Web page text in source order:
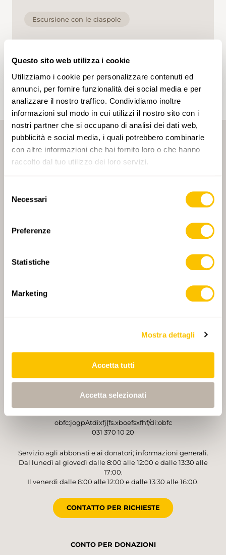
Questo sito web utilizza i cookie
Utilizziamo i cookie per personalizzare contenuti ed
annunci, per fornire funzionalità dei social media e per
analizzare il nostro traffico. Condividiamo inoltre
informazioni sul modo in cui utilizzi il nostro sito con i
nostri partner che si occupano di analisi dei dati web,
pubblicità e social media, i quali potrebbero combinarle
con altre informazioni che hai fornito loro o che hanno
raccolto dal tuo utilizzo dei loro servizi.
delNecessari
Preferenze
Statistiche
Marketing
Mostra dettagli
Accetta tutti
Accetta selezionati
Escursione con le ciaspole
account e ottenere contenuti personalizzati in base
ai tuoi interessi. I tag possono essere salvati solo in
un account.
PARTNER PRINCIPALE E PARTNER DI TRASPORTO
GESTORE
Sentieri Svizzeri
Monbijoustrasse 61
obfc:jogpAtdixfj{fs.xboefsxfhf/di:obfc
031 370 10 20
Servizio agli abbonati e ai donatori; informazioni generali.
Dal lunedì al giovedì dalle 8:00 alle 12:00 e dalle 13:30 alle
17:00.
Il venerdì dalle 8:00 alle 12:00 e dalle 13:30 alle 16:00.
CONTATTO PER RICHIESTE
CONTO PER DONAZIONI